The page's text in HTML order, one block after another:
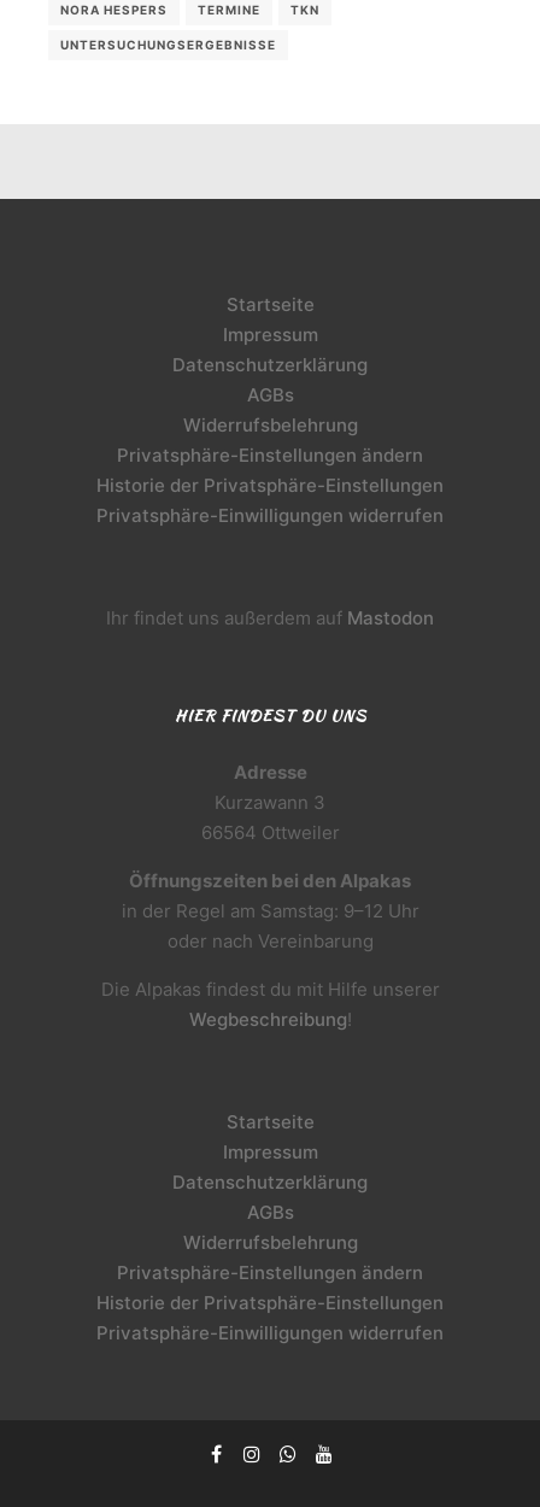
NORA HESPERS TERMINE TKN
UNTERSUCHUNGSERGEBNISSE
Startseite
Impressum
Datenschutzerklärung
AGBs
Widerrufsbelehrung
Privatsphäre-Einstellungen ändern
Historie der Privatsphäre-Einstellungen
Privatsphäre-Einwilligungen widerrufen
Ihr findet uns außerdem auf Mastodon
HIER FINDEST DU UNS
Adresse
Kurzawann 3
66564 Ottweiler
Öffnungszeiten bei den Alpakas
in der Regel am Samstag: 9–12 Uhr
oder nach Vereinbarung
Die Alpakas findest du mit Hilfe unserer
Wegbeschreibung!
Startseite
Impressum
Datenschutzerklärung
AGBs
Widerrufsbelehrung
Privatsphäre-Einstellungen ändern
Historie der Privatsphäre-Einstellungen
Privatsphäre-Einwilligungen widerrufen